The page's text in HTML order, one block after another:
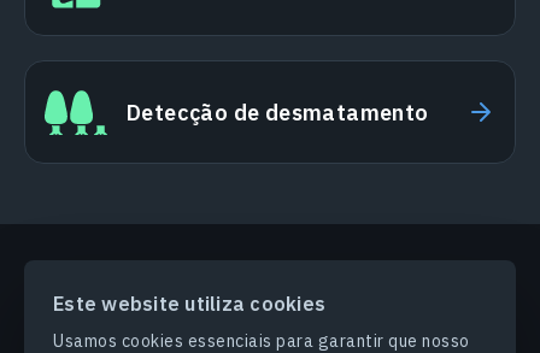
Este website utiliza cookies
Usamos cookies essenciais para garantir que nosso
Detecção de desmatamento
PRODUCTS & SOLUTIONS